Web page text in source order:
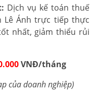
Dịch vụ kế toán thuế
Lê Ánh trực tiếp thực
nhất, giảm thiểu rủi
VNĐ/tháng
của doanh nghiệp)